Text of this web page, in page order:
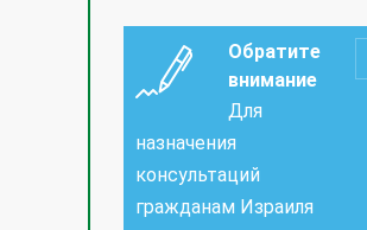
Обратите
внимание
Для
назначения
консультаций
гражданам Израиля